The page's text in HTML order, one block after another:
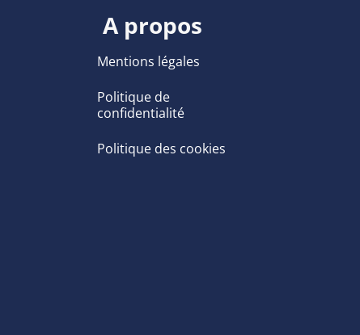
A propos
Mentions légales
Politique de
confidentialité
Politique des cookies